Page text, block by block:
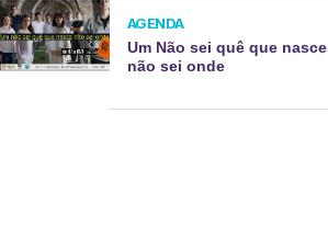
AGENDA
Um Não sei quê que nasce
não sei onde